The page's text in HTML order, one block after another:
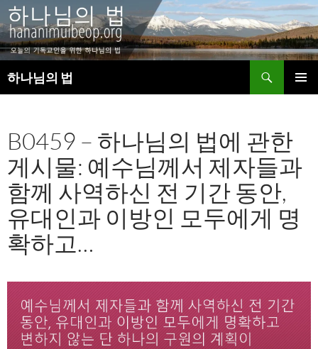
하나님의 법
색
로
건
너
뛰
기
B0459 – 하나님의 법에 관한
게시물: 예수님께서 제자들과
함께 사역하신 전 기간 동안,
유대인과 이방인 모두에게 명
확하고…